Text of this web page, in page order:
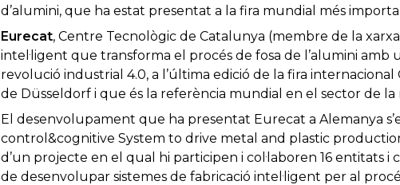
d’alumini, que ha estat presentat a la fira mundial més
Eurecat, Centre Tecnològic de Catalunya (membre de la
intel·ligent que transforma el procés de fosa de l’alumini
revolució industrial 4.0, a l’última edició de la fira internacional
de Düsseldorf i que és la referència mundial en el sector de la
El desenvolupament que ha presentat Eurecat a Alemanya
control&cognitive System to drive metal and plastic
d’un projecte en el qual hi participen i col·laboren 16 entitats
de desenvolupar sistemes de fabricació intel·ligent per al